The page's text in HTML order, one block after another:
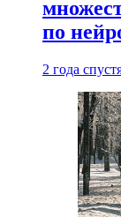
по
2 года